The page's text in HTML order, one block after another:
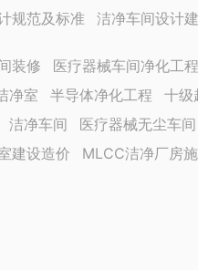
规范及标准 洁净车间设计
装修
医疗器械车间净化工程
净室 半导体净化工程
十级
洁净车间
医疗器械无尘车间
建设造价
MLCC洁净厂房